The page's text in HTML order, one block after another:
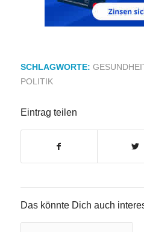
SCHLAGWORTE:
POLITIK
Eintrag teilen
Das könnte Dich auch